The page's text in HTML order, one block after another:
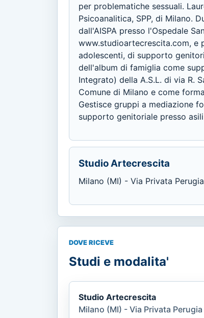
per problematiche sessuali.
Psicoanalitica, SPP, di Milano.
dall'AISPA presso l'Ospedale
www.studioartecrescita.com, e
adolescenti, di supporto
dell'album di famiglia come
Integrato) della A.S.L. di via R.
Comune di Milano e come
Gestisce gruppi a mediazione
supporto genitoriale presso
Studio Artecrescita
Milano (MI) - Via Privata
DOVE RICEVE
Studi e modalita'
Studio Artecrescita
Milano (MI) - Via Privata Perugia